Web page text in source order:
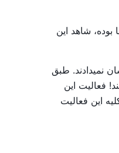
شاهد این
نمیدادند. طبق
فعالیت این
این فعالیت